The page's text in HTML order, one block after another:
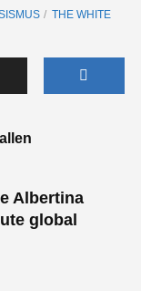
THE WHITE
Albertina
global